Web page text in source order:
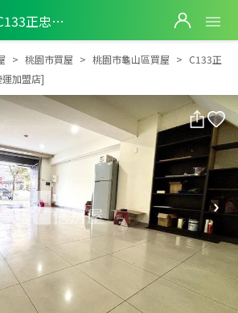
C133正忠義路金店面[中信-新莊捷運加盟店]
正忠義路金店面[中信-新莊捷運加盟店]
桃園市買屋 桃園市龜山區買屋
C133正
加盟店]